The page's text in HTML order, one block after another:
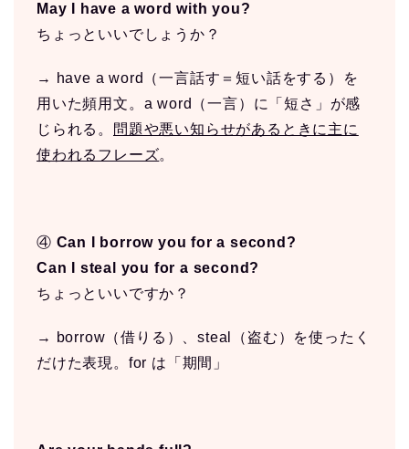
May I have a word with you?
ちょっといいでしょうか？
→ have a word（一言話す＝短い話をする）を
用いた頻用文。a word（一言）に「短さ」が感
じられる。
問題や悪い知らせがあるときに主に
使われるフレーズ。
④ Can I borrow you for a second?
Can I steal you for a second?
ちょっといいですか？
→ borrow（借りる）、steal（盗む）を使ったく
だけた表現。for は「期間」